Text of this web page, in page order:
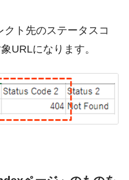
ト先のステータスコ
URLになります。